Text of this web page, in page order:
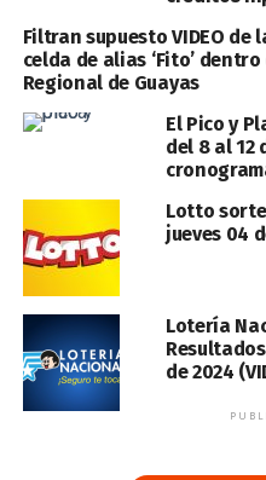
Filtran supuesto VIDEO de
celda de alias ‘Fito’
Regional de Guayas
El Pico y
del 8 al 12
Lotto
jueves 04
Lotería
de 2024